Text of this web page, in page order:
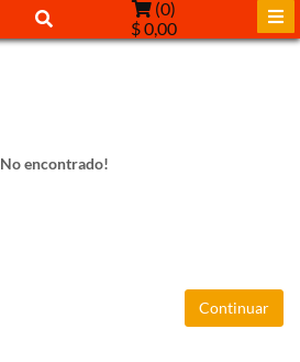
(0)
$ 0,00
No encontrado!
Continuar